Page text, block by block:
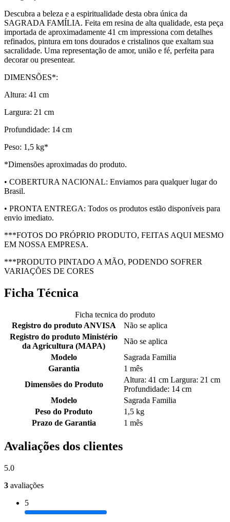
Descubra a beleza e a espiritualidade desta obra única da
SAGRADA FAMÍLIA. Feita em resina de alta qualidade, esta peça
importada de aproximadamente 41 cm impressiona com detalhes
refinados, pintura em tons dourados e cristalinos que exaltam sua
sacralidade. Uma representação de amor, união e fé, perfeita para
decorar ou presentear.
DIMENSÕES*:
Altura: 41 cm
Largura: 21 cm
Profundidade: 14 cm
Peso: 1,5 kg*
*Dimensões aproximadas do produto.
• COBERTURA NACIONAL: Enviamos para qualquer lugar do
Brasil.
• PRONTA ENTREGA: Todos os produtos estão disponíveis para
envio imediato.
***FOTOS DO PRÓPRIO PRODUTO, FEITAS AQUI MESMO
EM NOSSA EMPRESA.
***PRODUTO PINTADO A MÃO, PODENDO SOFRER
VARIAÇÕES DE CORES
Ficha Técnica
Ficha tecnica do produto
Registro do produto ANVISA
Não se aplica
Registro do produto Ministério
da Agricultura (MAPA)
Não se aplica
Modelo
Sagrada Familia
Garantia
1 mês
Dimensões do Produto
Altura: 41 cm Largura: 21 cm
Profundidade: 14 cm
Modelo
Sagrada Familia
Peso do Produto
1,5 kg
Prazo de Garantia
1 mês
Avaliações dos clientes
5.0
3 avaliações
5